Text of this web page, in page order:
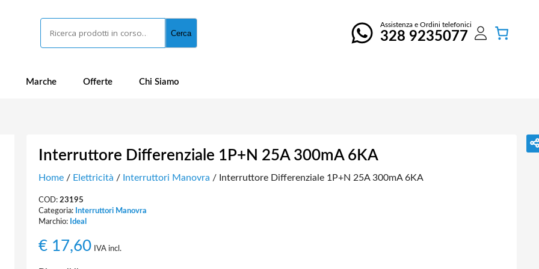
Cerca
Assistenza e Ordini telefonici
328 9235077
Marche Offerte Chi Siamo
Interruttore Differenziale 1P+N 25A 300mA 6KA
Home/ Elettricità / Interruttori Manovra / Interruttore Differenziale 1P+N 25A 300mA 6KA
COD: 23195
Categoria: Interruttori Manovra
Marchio: Ideal
€17,60 IVA incl.